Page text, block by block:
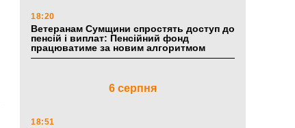
18:20
Ветеранам Сумщини спростять доступ до
пенсій і виплат: Пенсійний фонд
працюватиме за новим алгоритмом
6 серпня
18:51